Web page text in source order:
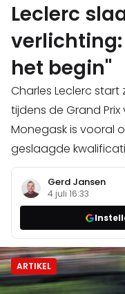
Leclerc
het begin"
Charles Leclerc
tijdens de Grand
Monegask is vooral
geslaagde
Gerd Jansen
4 juli 16:33
ARTIKEL